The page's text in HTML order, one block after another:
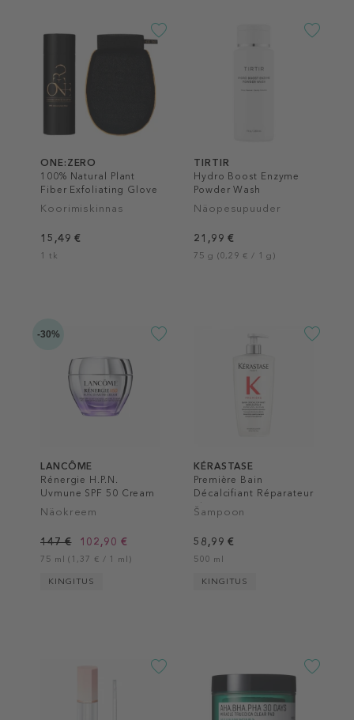
ONE:ZERO
100% Natural Plant
Fiber Exfoliating Glove
Koorimiskinnas
15,49 €
1 tk
TIRTIR
Hydro Boost Enzyme
Powder Wash
Näopesupuuder
21,99 €
75 g (0,29 € / 1 g)
-30%
LANCÔME
Rénergie H.P.N.
Uvmune SPF 50 Cream
Näokreem
147 € 102,90 €
75 ml (1,37 € / 1 ml)
KINGITUS
KÉRASTASE
Première Bain
Décalcifiant Réparateur
Shampoo
Šampoon
58,99 €
500 ml
KINGITUS